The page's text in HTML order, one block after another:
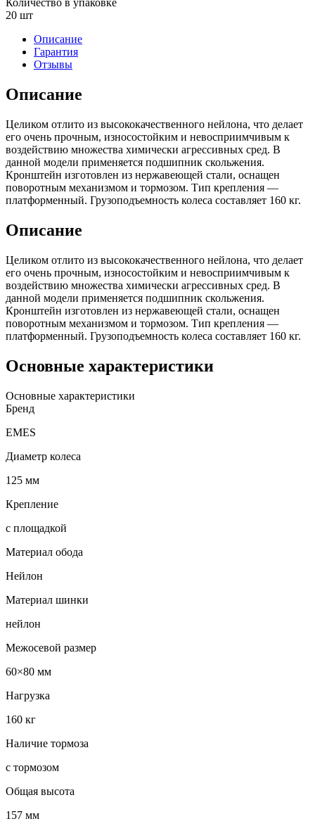
Количество в упаковке
20 шт
Описание
Гарантия
Отзывы
Описание
Целиком отлито из высококачественного нейлона, что делает
его очень прочным, износостойким и невосприимчивым к
воздействию множества химически агрессивных сред. В
данной модели применяется подшипник скольжения.
Кронштейн изготовлен из нержавеющей стали, оснащен
поворотным механизмом и тормозом. Тип крепления —
платформенный. Грузоподъемность колеса составляет 160 кг.
Описание
Целиком отлито из высококачественного нейлона, что делает
его очень прочным, износостойким и невосприимчивым к
воздействию множества химически агрессивных сред. В
данной модели применяется подшипник скольжения.
Кронштейн изготовлен из нержавеющей стали, оснащен
поворотным механизмом и тормозом. Тип крепления —
платформенный. Грузоподъемность колеса составляет 160 кг.
Основные характеристики
Основные характеристики
Бренд
EMES
Диаметр колеса
125 мм
Крепление
с площадкой
Материал обода
Нейлон
Материал шинки
нейлон
Межосевой размер
60×80 мм
Нагрузка
160 кг
Наличие тормоза
с тормозом
Общая высота
157 мм